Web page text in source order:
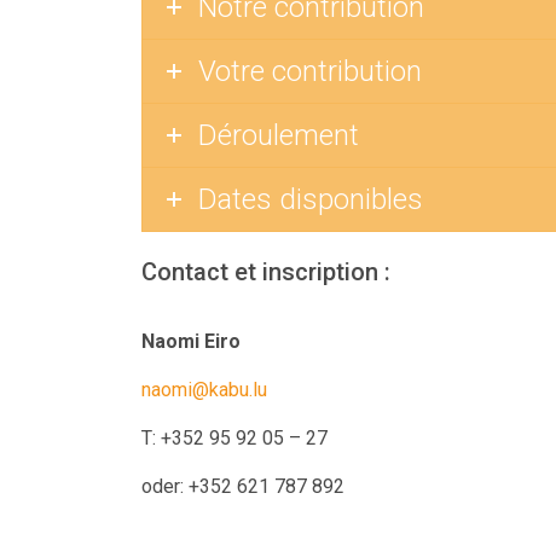
Notre contribution
Votre contribution
Déroulement
Dates disponibles
Contact et inscription :
Naomi Eiro
naomi@kabu.lu
T: +352 95 92 05 – 27
oder: +352 621 787 892